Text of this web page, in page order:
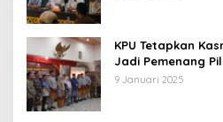
KPU Tetapkan
Jadi Pemenang
Bengkalis
9 Januari 2025